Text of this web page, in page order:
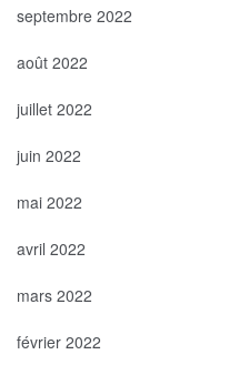
septembre 2022
août 2022
juillet 2022
juin 2022
mai 2022
avril 2022
mars 2022
février 2022